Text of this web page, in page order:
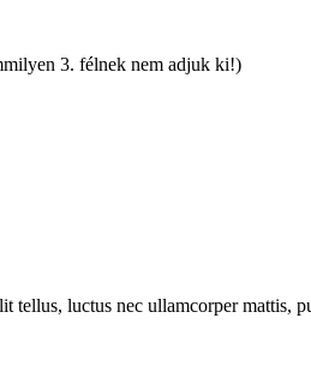
3. félnek nem adjuk ki!)
tellus, luctus nec ullamcorper mattis,